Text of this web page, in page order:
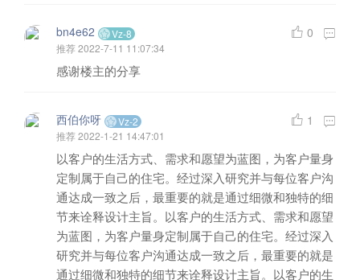
bn4e62 Vz-8 0
推荐2022-7-11 11:07:34
感谢楼主的分享
西伯你呀 Vz-2 1
推荐2022-1-21 14:47:01
以客户的生活方式、需求和愿望为蓝图，为客户量身
定制属于自己的住宅。经过深入研究并与每位客户沟
通达成一致之后，最重要的就是通过细微和独特的细
节来诠释设计主旨。以客户的生活方式、需求和愿望
为蓝图，为客户量身定制属于自己的住宅。经过深入
研究并与每位客户沟通达成一致之后，最重要的就是
通过细微和独特的细节来诠释设计主旨。以客户的生